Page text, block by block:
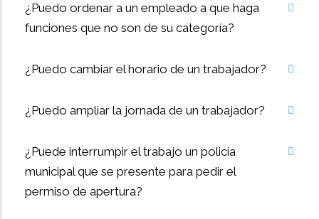
¿Puedo ordenar a un empleado a que haga
funciones que no son de su categoría?
¿Puedo cambiar el horario de un trabajador?
¿Puedo ampliar la jornada de un trabajador?
¿Puede interrumpir el trabajo un policía
municipal que se presente para pedir el
permiso de apertura?